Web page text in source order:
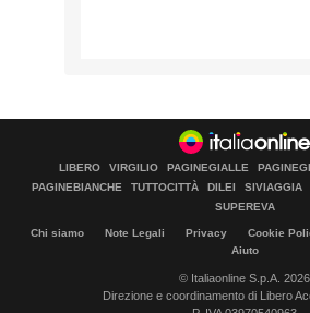
LIBERO VIRGILIO PAGINEGIALLE
PAGINEBIANCHE
TUTTOCITTÀ DILEI SIVIAGGIA
SUPEREVA
Chi siamo Note Legali Privacy Cookie
Aiuto
© Italiaonline S.p.A. 2026
Direzione e coordinamento di Libero